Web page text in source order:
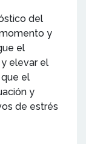
del
y
el
y elevar el
el
y
de estrés